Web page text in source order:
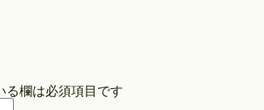
る欄は必須項目です